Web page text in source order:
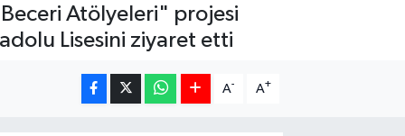
Atölyeleri" projesi
Lisesini ziyaret etti
A- A+